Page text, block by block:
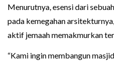
Menurutnya, esensi dari
pada kemegahan
aktif jemaah memakmurkan
“Kami ingin membangun